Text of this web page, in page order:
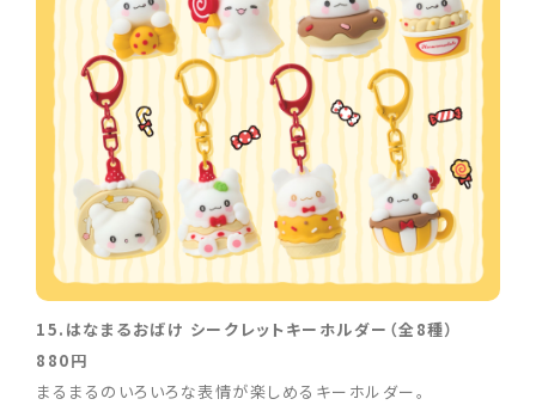
15.はなまるおばけ シークレットキーホルダー（全8種）
880円
まるまるのいろいろな表情が楽しめるキーホルダー。